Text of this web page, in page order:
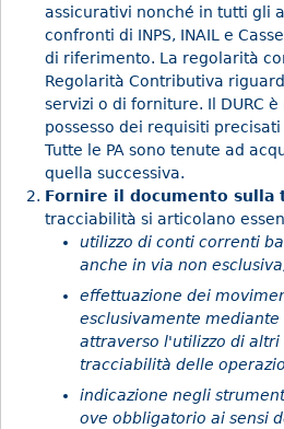
assicurativi nonché in tutti gli
confronti di INPS, INAIL e
di riferimento. La regolarità
Regolarità Contributiva
servizi o di forniture. Il DURC
possesso dei requisiti
Tutte le PA sono tenute ad
quella successiva.
Fornire il documento sulla
tracciabilità si articolano
utilizzo di conti correnti
anche in via non
effettuazione dei
esclusivamente
attraverso l'utilizzo di
tracciabilità delle
indicazione negli
ove obbligatorio ai sensi